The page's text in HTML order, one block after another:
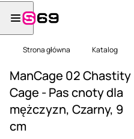
Strona główna Katalog
ManCage 02 Chastity
Cage - Pas cnoty dla
mężczyzn, Czarny, 9
cm